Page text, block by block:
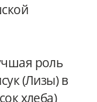
роль
(Лизы) в
хлеба)